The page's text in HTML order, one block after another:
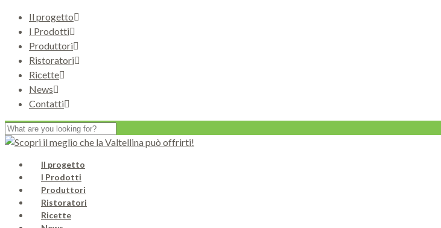
Il progetto
I Prodotti
Produttori
Ristoratori
Ricette
News
Contatti
Il progetto
I Prodotti
Produttori
Ristoratori
Ricette